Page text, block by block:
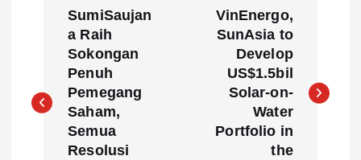
t
SumiSaujan
a Raih
Sokongan
Penuh
Pemegang
Saham,
Semua
Resolusi
VinEnergo,
SunAsia to
Develop
US$1.5bil
Solar-on-
Water
Portfolio in
the